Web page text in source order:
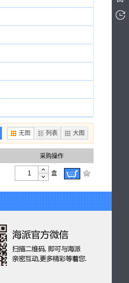
无图 列表 大图
采购操作
盒